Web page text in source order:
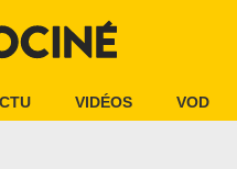
VIDÉOS VOD